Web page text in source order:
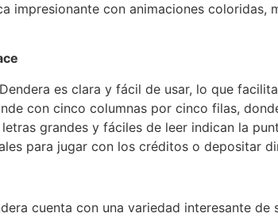
impresionante con animaciones
es clara y fácil de usar, lo que
con cinco columnas por cinco filas,
grandes y fáciles de leer indican la
para jugar con los créditos o depositar
cuenta con una variedad interesante